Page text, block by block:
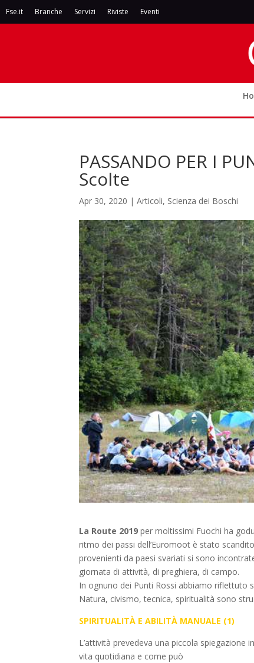
Fse.it Branche Servizi Riviste Eventi
PASSANDO PER I
Scolte
Apr 30, 2020 |Articoli, Scienza dei Boschi
La Route 2019 per moltissimi Fuochi ha
ritmo dei passi dell’Euromoot è stato
provenienti da paesi svariati si sono
giornata di attività, di preghiera, di campo.
In ognuno dei Punti Rossi abbiamo riflettuto
Natura, civismo, tecnica, spiritualità sono
SPIRITUALITÀ E ABILITÀ MANUALE (1)
L’attività prevedeva una piccola
vita quotidiana e come può